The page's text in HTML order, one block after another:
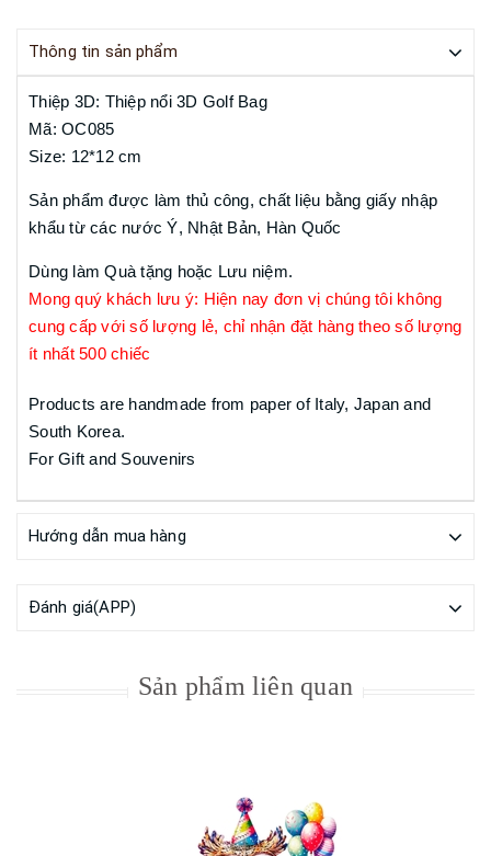
Thông tin sản phẩm
Thiệp 3D: Thiệp nổi 3D Golf Bag
Mã: OC085
Size: 12*12 cm
Sản phẩm được làm thủ công, chất liệu bằng giấy nhập
khẩu từ các nước Ý, Nhật Bản, Hàn Quốc
Dùng làm Quà tặng hoặc Lưu niệm.
Mong quý khách lưu ý: Hiện nay đơn vị chúng tôi không
cung cấp với số lượng lẻ, chỉ nhận đặt hàng theo số lượng
ít nhất 500 chiếc
Products are handmade from paper of Italy, Japan and
South Korea.
For Gift and Souvenirs
Hướng dẫn mua hàng
Đánh giá(APP)
Sản phẩm liên quan